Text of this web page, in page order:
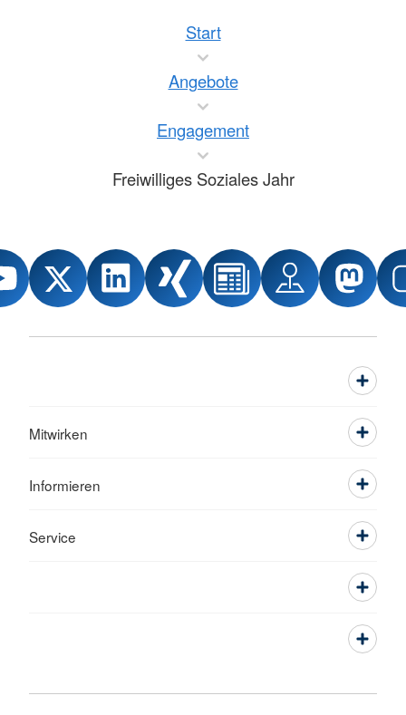
Start
Angebote
Engagement
Freiwilliges Soziales Jahr
Mitwirken
Informieren
Service